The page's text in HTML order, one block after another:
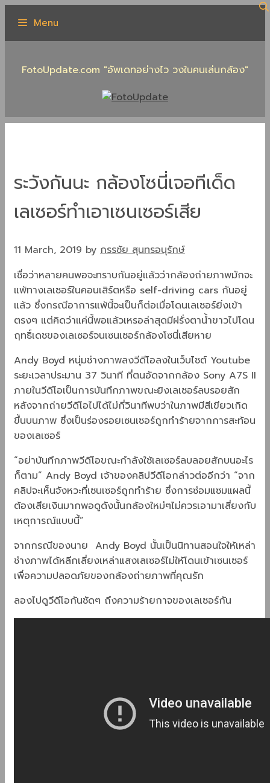
content
Menu
FotoUpdate.com "อัพเดทอย่างไว วงในคนเล่นกล้อง"
ระวังกันนะ กล้องโซนี่เจอทีเด็ด
เลเซอร์ทำเอาเซนเซอร์เสีย
11 March, 2019 by กรรชัย สุนทรอนุรักษ์
เชื่อว่าหลายคนพอจะทราบกันอยู่แล้วว่ากล้องถ่ายภาพมักจะ
แพ้ทางเลเซอร์ในคอนเสิร์ตหรือ self-driving cars กันอยู่
แล้ว ซึ่งกรณีอาการแพ้นี้จะเป็นก็ต่อเมื่อโดนเลเซอร์ยิ่งเข้า
ตรงๆ แต่คิดว่าแค่นี้พอแล้วเหรอล่าสุดมีฝรั่งตาน้ำขาวไปโดน
ฤทธิ์เดชของเลเซอร์จนเซนเซอร์กล้องโซนี่เสียหาย
Andy Boyd หนุ่มช่างภาพลงวีดีโอลงในเว็บไซต์ Youtube
ระยะเวลาประมาน 37 วินาที ที่ตนอัดจากกล้อง Sony A7S II
ภายในวีดีโอเป็นการบันทึกภาพขณะยิงเลเซอร์ลบรอยสัก
หลังจากถ่ายวีดีโอไปได้ไม่กี่วินาทีพบว่าในภาพมีสีเขียวเกิด
ขึ้นบนภาพ ซึ่งเป็นร่องรอยเซนเซอร์ถูกทำร้ายจากการสะท้อน
ของเลเซอร์
“อย่าบันทึกภาพวีดีโอขณะกำลังใช้เลเซอร์ลบลอยสักบนอะไร
ก็ตาม” Andy Boyd เจ้าของคลิปวีดีโอกล่าวต่ออีกว่า “จาก
คลิปจะเห็นจังหวะที่เซนเซอร์ถูกทำร้าย ซึ่งการซ่อมแซมแผลนี้
ต้องเสียเงินมากพอดูดังนั้นกล้องใหม่ๆไม่ควรเอามาเสี่ยงกับ
เหตุการณ์แบบนี้”
จากกรณีของนาย Andy Boyd นั้นเป็นนิทานสอนใจให้เหล่า
ช่างภาพได้หลีกเลี่ยงเหล่าแสงเลเซอร์ไม่ให้โดนเข้าเซนเซอร์
เพื่อความปลอดภัยของกล้องถ่ายภาพที่คุณรัก
ลองไปดูวีดีโอกันชัดๆ ถึงความร้ายกาจของเลเซอร์กัน